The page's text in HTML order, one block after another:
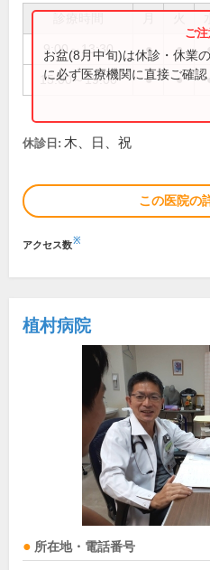
9:00～13:30 ● ●
15:00～19:00 ● ●
お盆(8月中旬)は休診・休業
に必ず医療機関に直接ご確認
休診日: 木、日、祝
この医院の
アクセス数※
植村病院
所在地・電話番号